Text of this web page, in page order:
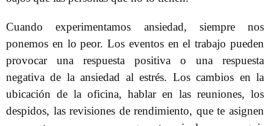
Cuando experimentamos ansiedad, siempre nos
ponemos en lo peor. Los eventos en el trabajo pueden
provocar una respuesta positiva o una respuesta
negativa de la ansiedad al estrés. Los cambios en la
ubicación de la oficina, hablar en las reuniones, los
despidos, las revisiones de rendimiento, que te asignen